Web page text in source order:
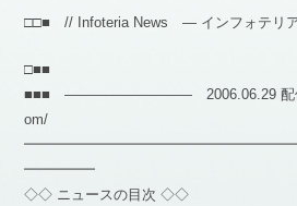
□□■ // Infoteria News — インフォテリ
□■■
■■■ ――――――――― 2006.06.29 配信
om/
━━━━━
◇◇ ニュースの目次 ◇◇